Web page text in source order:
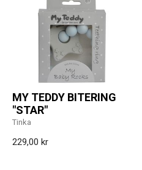
MY TEDDY BITERING
"STAR"
Tinka
229,00 kr